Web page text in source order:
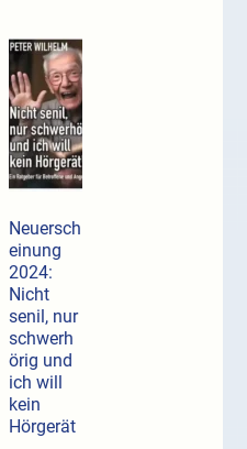
Neuersch
einung
2024:
Nicht
senil, nur
schwerh
örig und
ich will
kein
Hörgerät